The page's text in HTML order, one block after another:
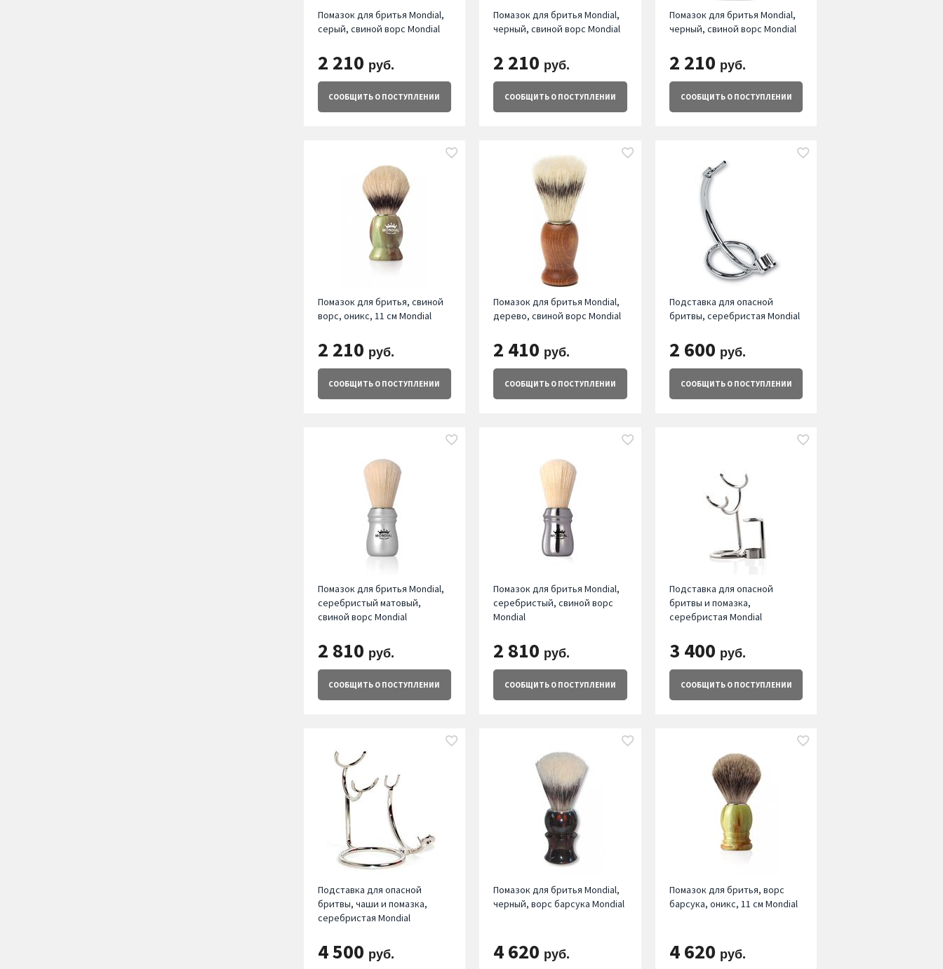
Помазок для бритья Mondial,
серый, свиной ворс Mondial
2 210 руб.
СООБЩИТЬ О ПОСТУПЛЕНИИ
Помазок для бритья Mondial,
черный, свиной ворс Mondial
2 210 руб.
СООБЩИТЬО ПОСТУПЛЕНИИ
Помазок для бритья Mondial,
черный, свиной ворс Mondial
2 210 руб.
СООБЩИТЬО ПОСТУПЛЕНИИ
Помазок для бритья, свиной
ворс, оникс, 11 см Mondial
2 210 руб.
СООБЩИТЬ О ПОСТУПЛЕНИИ
Помазок для бритья Mondial,
дерево, свиной ворс Mondial
2 410 руб.
СООБЩИТЬО ПОСТУПЛЕНИИ
Подставка для опасной
бритвы, серебристая Mondial
2 600 руб.
СООБЩИТЬО ПОСТУПЛЕНИИ
Помазок для бритья Mondial,
серебристый матовый,
свиной ворс Mondial
2 810 руб.
СООБЩИТЬ О ПОСТУПЛЕНИИ
Помазок для бритья Mondial,
серебристый, свиной ворс
Mondial
2 810 руб.
СООБЩИТЬО ПОСТУПЛЕНИИ
Подставка для опасной
бритвы и помазка,
серебристая Mondial
3 400 руб.
СООБЩИТЬО ПОСТУПЛЕНИИ
Подставка для опасной
бритвы, чаши и помазка,
серебристая Mondial
4 500 руб.
Помазок для бритья Mondial,
черный, ворс барсука Mondial
4 620 руб.
Помазок для бритья, ворс
барсука, оникс, 11 см Mondial
4 620 руб.